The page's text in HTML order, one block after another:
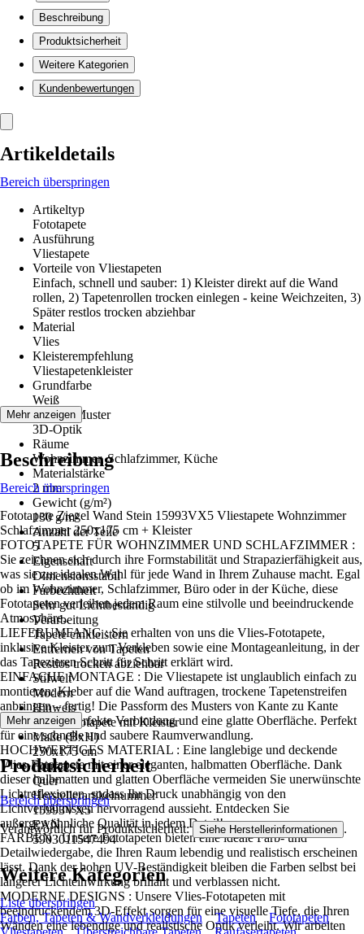
Beschreibung
Produktsicherheit
Weitere Kategorien
Kundenbewertungen
Artikeldetails
Bereich überspringen
Artikeltyp
Fototapete
Ausführung
Vliestapete
Vorteile von Vliestapeten
Einfach, schnell und sauber: 1) Kleister direkt auf die Wand
rollen, 2) Tapetenrollen trocken einlegen - keine Weichzeiten, 3)
Später restlos trocken abziehbar
Material
Vlies
Kleisterempfehlung
Vliestapetenkleister
Grundfarbe
Weiß
Dekor / Muster
3D-Optik
Räume
Wohnzimmer, Schlafzimmer, Küche
Materialstärke
2 mm
Gewicht (g/m²)
130 g/m²
Anzahl der Teile
5
Eigenschaft
Dimensionsstabil
Farbechtheit
Sehr gut Lichtbeständig
Verarbeitung
Tapete einkleistern
Entfernen von Tapeten
Restlos trocken abziehbar
Stilwelt
Modern
Hinweis
Vlies Fototapete mit Kleister
Maße (BxH)
250x175 cm
Format
Quer
Herstellerartikelnummer
15993VX5
EAN
5903011547494
Mehr anzeigen
Beschreibung
Bereich überspringen
Fototapete Ziegel Wand Stein 15993VX5 Vliestapete Wohnzimmer
Schlafzimmer 250x175 cm + Kleister
FOTOTAPETE FÜR WOHNZIMMER UND SCHLAFZIMMER :
Sie zeichnen sich durch ihre Formstabilität und Strapazierfähigkeit aus,
was sie zur idealen Wahl für jede Wand in Ihrem Zuhause macht. Egal
ob im Wohnzimmer, Schlafzimmer, Büro oder in der Küche, diese
Fototapeten verleihen jedem Raum eine stilvolle und beeindruckende
Atmosphäre..
LIEFERUMFANG : Sie erhalten von uns die Vlies-Fototapete,
inklusive Kleister zum Verkleben sowie eine Montageanleitung, in der
das Tapezieren Schritt für Schritt erklärt wird.
EINFACHE MONTAGE : Die Vliestapete ist unglaublich einfach zu
montieren: Kleber auf die Wand auftragen, trockene Tapetenstreifen
anbringen – fertig! Die Passform des Musters von Kante zu Kante
sorgt für eine perfekte Verbindung und eine glatte Oberfläche. Perfekt
für eine schnelle und saubere Raumverwandlung.
HOCHWERTIGES MATERIAL : Eine langlebige und deckende
Vlies-Fototapete mit einer eleganten, halbmatten Oberfläche. Dank
dieser halbmatten und glatten Oberfläche vermeiden Sie unerwünschte
Lichtreflexionen, sodass Ihr Druck unabhängig von den
Lichtverhältnissen hervorragend aussieht. Entdecken Sie
außergewöhnliche Qualität in jedem Detail!
FARBEN : Unsere Fototapeten bieten eine ideale Farb- und
Detailwiedergabe, die Ihren Raum lebendig und realistisch erscheinen
lässt. Dank der hohen UV-Beständigkeit bleiben die Farben selbst bei
längerer Lichteinwirkung brillant und verblassen nicht.
MODERNE DESIGNS : Unsere Vlies-Fototapeten mit
beeindruckendem 3D-Effekt sorgen für eine visuelle Tiefe, die Ihren
Wänden eine lebendige und realistische Optik verleiht. Wir arbeiten
Mehr anzeigen
Produktsicherheit
Bereich überspringen
Verantwortlich für Produktsicherheit: Siehe Herstellerinformationen .
Weitere Kategorien
Liste überspringen
Farben, Tapeten & Wandverkleidungen
Tapeten
Fototapeten